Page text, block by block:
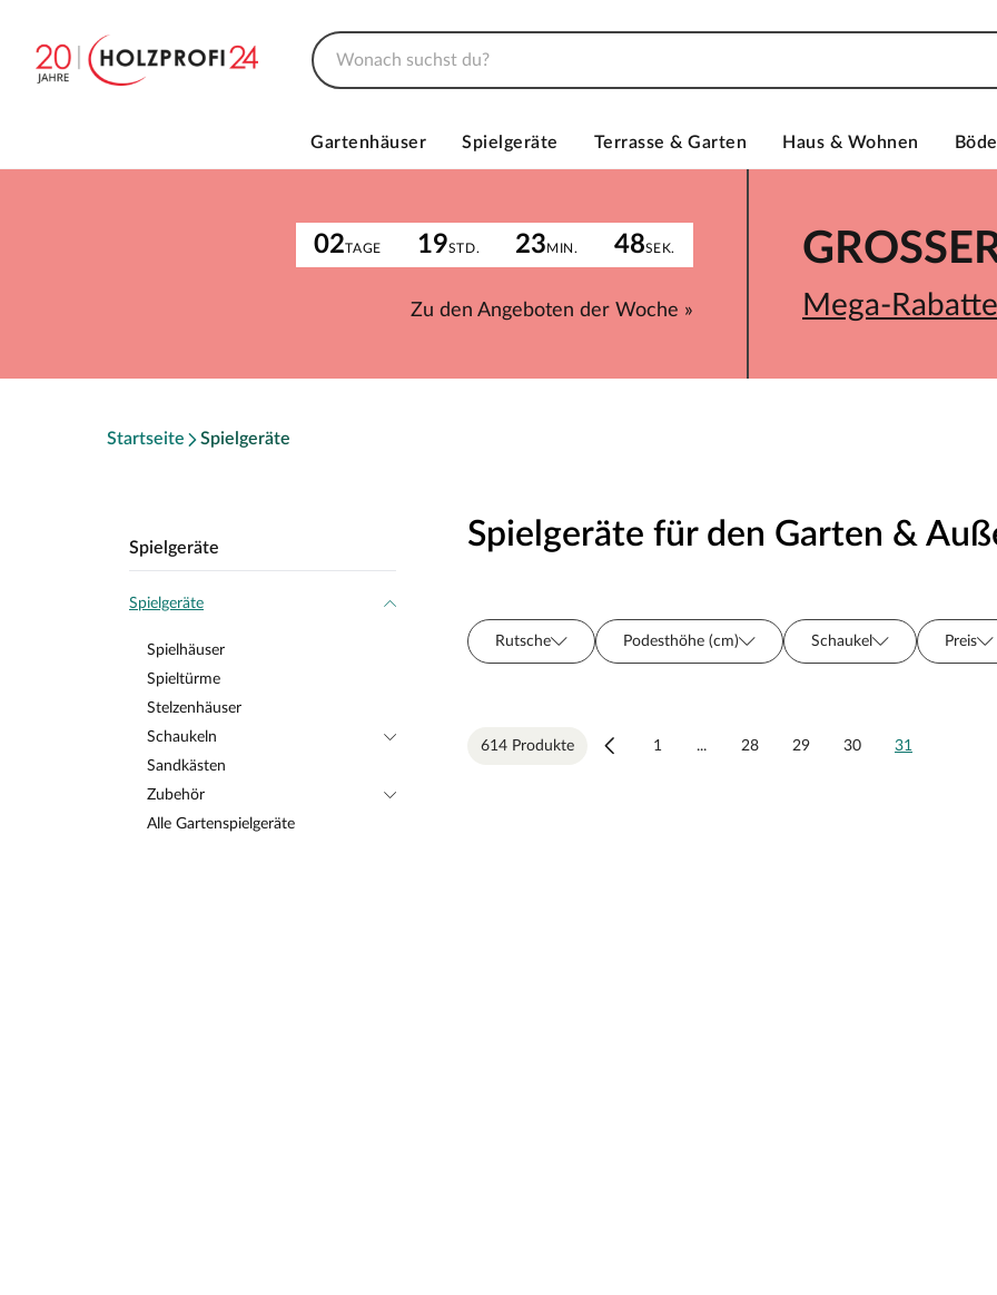
Gartenhäuser Spielgeräte Terrasse & Garten Haus & Wohnen
02TAGE 19STD. 23MIN. 48SEK.
Zu den Angeboten der Woche » Mega-
Startseite Spielgeräte
Spielgeräte
Spielgeräte
Spielhäuser
Spieltürme
Stelzenhäuser
Schaukeln
Sandkästen
Zubehör
Alle Gartenspielgeräte
Spielgeräte für den Garten &
Rutsche Podesthöhe (cm) Schaukel Preis
614 Produkte
1 ... 28 29 30 31